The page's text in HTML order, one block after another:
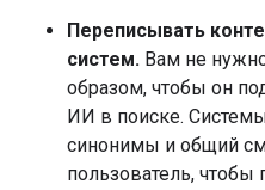
Переписывать
систем. Вам не
образом, чтобы он
ИИ в поиске.
синонимы и общий
пользователь, чтобы